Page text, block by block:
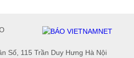
Số, 115 Trần Duy Hưng Hà Nội